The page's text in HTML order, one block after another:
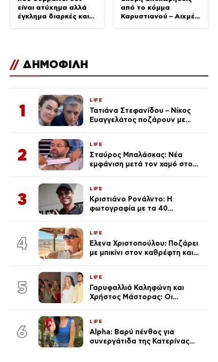
είναι ατύχημα αλλά
έγκλημα διαρκές και
από το κόμμα
Καρυστιανού – Αιχμές
// ΔΗΜΟΦΙΛΗ
1
LIFE
Τατιάνα Στεφανίδου – Νίκος
Ευαγγελάτος ποζάρουν με
2
LIFE
Σταύρος Μπαλάσκας: Νέα
εμφάνιση μετά τον χαμό στο
3
LIFE
Κριστιάνο Ρονάλντο: Η
φωτογραφία με τα 40
εκ. likes
4
LIFE
Έλενα Χριστοπούλου: Ποζάρει
με μπικίνι στον καθρέφτη και
καθεμία…» (Βίντεο)
5
LIFE
Γαρυφαλλιά Καληφώνη και
Χρήστος Μάστορας: Οι
απαρατήρητη
6
LIFE
Alpha: Βαρύ πένθος για
συνεργάτιδα της Κατερίνας